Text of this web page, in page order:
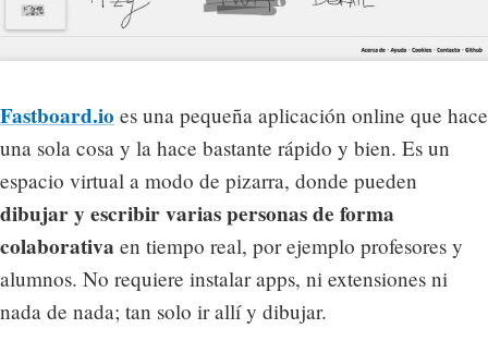
Fastboard.io es una pequeña aplicación online que hace
una sola cosa y la hace bastante rápido y bien. Es un
espacio virtual a modo de pizarra, donde pueden
dibujar y escribir varias personas de forma
colaborativa en tiempo real, por ejemplo profesores y
alumnos. No requiere instalar apps, ni extensiones ni
nada de nada; tan solo ir allí y dibujar.